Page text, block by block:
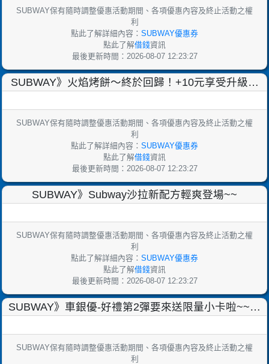
SUBWAY保有隨時調整優惠活動期間、各項優惠內容及終止活動之權
利
點此了解詳細內容： SUBWAY優惠券
點此了解借錢資訊
最後更新時間：2026-08-07 12:23:27
SUBWAY》火焰烤餅～終於回歸！+10元享受️升級美
SUBWAY保有隨時調整優惠活動期間、各項優惠內容及終止活動之權
利
點此了解詳細內容： SUBWAY優惠券
點此了解借錢資訊
最後更新時間：2026-08-07 12:23:27
SUBWAY》Subway沙拉新配方輕爽登場~~
SUBWAY保有隨時調整優惠活動期間、各項優惠內容及終止活動之權
利
點此了解詳細內容： SUBWAY優惠券
點此了解借錢資訊
最後更新時間：2026-08-07 12:23:27
SUBWAY》車銀優-好禮第2彈要來送限量小卡啦~~！
SUBWAY保有隨時調整優惠活動期間、各項優惠內容及終止活動之權
利